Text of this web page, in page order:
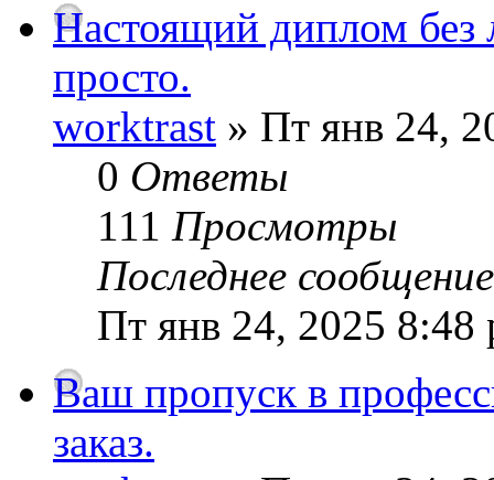
Настоящий диплом
просто.
worktrast » Пт янв 24,
0 Ответы
111 Просмотры
Последнее
Пт янв 24, 2025 8:48
Ваш пропуск в
заказ.